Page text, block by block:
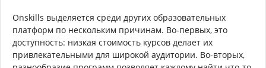
Onskills выделяется среди других образовательных
платформ по нескольким причинам. Во-первых, это
доступность: низкая стоимость курсов делает их
привлекательными для широкой аудитории. Во-вторых,